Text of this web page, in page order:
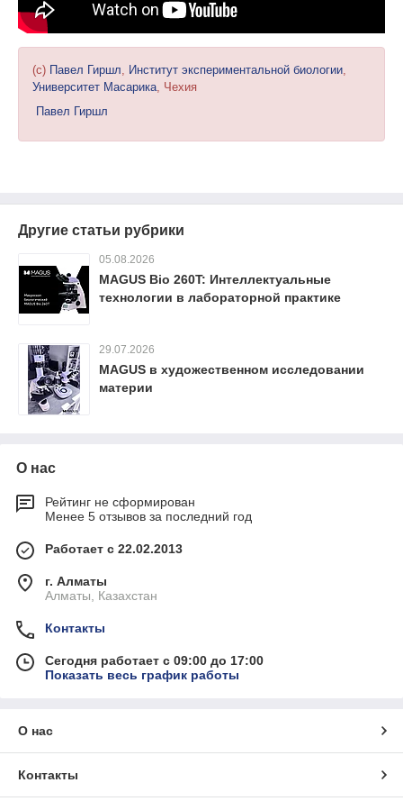
(c) Павел Гиршл, Институт экспериментальной биологии,
Университет Масарика, Чехия
Павел Гиршл
Другие статьи рубрики
05.08.2026
MAGUS Bio 260T: Интеллектуальные
технологии в лабораторной практике
29.07.2026
MAGUS в художественном исследовании
материи
О нас
Рейтинг не сформирован
Менее 5 отзывов за последний год
Работает с 22.02.2013
г. Алматы
Алматы, Казахстан
Контакты
Сегодня работает с 09:00 до 17:00
Показать весь график работы
О нас
Контакты